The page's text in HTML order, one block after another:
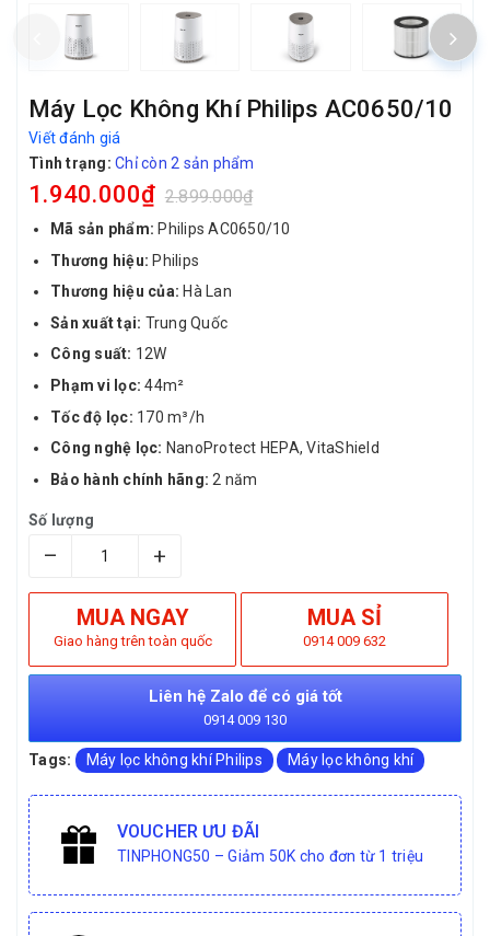
Máy Lọc Không Khí Philips AC0650/10
Viết đánh giá
Tình trạng: Chỉ còn 2 sản phẩm
1.940.000₫ 2.899.000₫
Mã sản phẩm: Philips AC0650/10
Thương hiệu: Philips
Thương hiệu của: Hà Lan
Sản xuất tại: Trung Quốc
Công suất: 12W
Phạm vi lọc: 44m²
Tốc độ lọc: 170 m³/h
Công nghệ lọc: NanoProtect HEPA, VitaShield
Bảo hành chính hãng: 2 năm
Số lượng
– +
MUA NGAY
Giao hàng trên toàn quốc
MUA SỈ
0914 009 632
Liên hệ Zalo để có giá tốt
0914 009 130
Tags: Máy lọc không khí Philips Máy lọc không khí
VOUCHER ƯU ĐÃI
TINPHONG50 – Giảm 50K cho đơn từ 1 triệu